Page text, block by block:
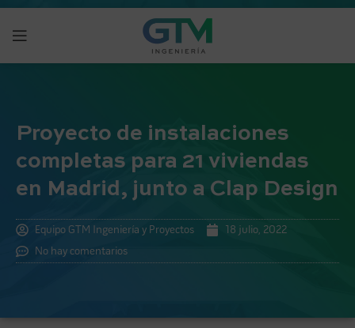
Proyecto de instalaciones
completas para 21 viviendas
en Madrid, junto a Clap Design
Equipo GTM Ingeniería y Proyectos 18 julio, 2022
No hay comentarios